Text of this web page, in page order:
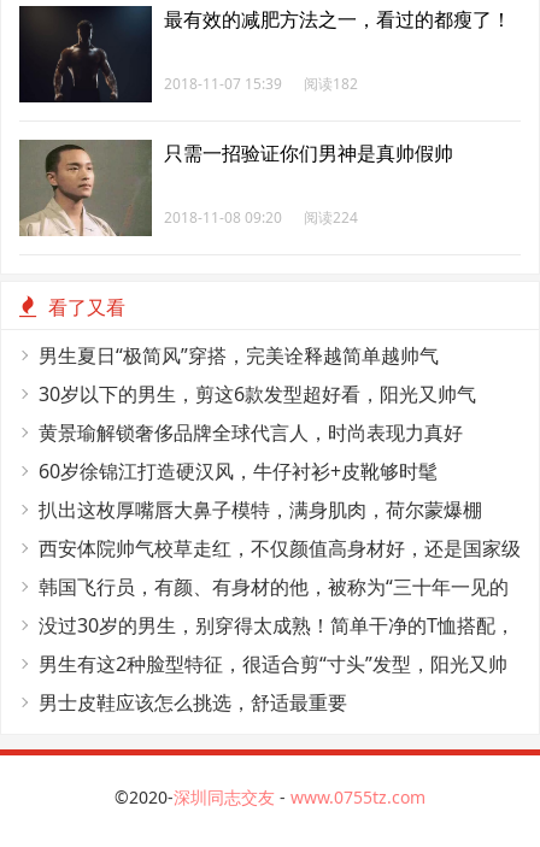
最有效的减肥方法之一，看过的都瘦了！
2018-11-07 15:39 阅读182
只需一招验证你们男神是真帅假帅
2018-11-08 09:20 阅读224
看了又看
男生夏日“极简风”穿搭，完美诠释越简单越帅气
30岁以下的男生，剪这6款发型超好看，阳光又帅气
黄景瑜解锁奢侈品牌全球代言人，时尚表现力真好
60岁徐锦江打造硬汉风，牛仔衬衫+皮靴够时髦
扒出这枚厚嘴唇大鼻子模特，满身肌肉，荷尔蒙爆棚
西安体院帅气校草走红，不仅颜值高身材好，还是国家级
田径运动员
韩国飞行员，有颜、有身材的他，被称为“三十年一见的
神颜”
没过30岁的男生，别穿得太成熟！简单干净的T恤搭配，
帅气又减龄
男生有这2种脸型特征，很适合剪“寸头”发型，阳光又帅
气
男士皮鞋应该怎么挑选，舒适最重要
©2020-深圳同志交友 - www.0755tz.com